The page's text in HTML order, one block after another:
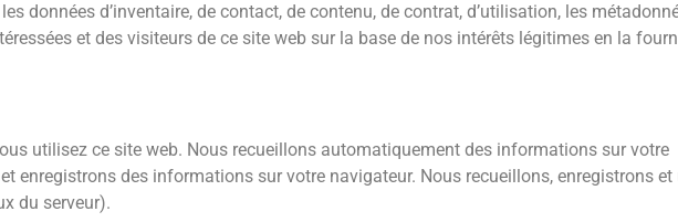
données d’inventaire, de contact, de contenu, de contrat, d’utilisation, les
et des visiteurs de ce site web sur la base de nos intérêts légitimes en la
utilisez ce site web. Nous recueillons automatiquement des informations sur votre
enregistrons des informations sur votre navigateur. Nous recueillons, enregistrons
du serveur).